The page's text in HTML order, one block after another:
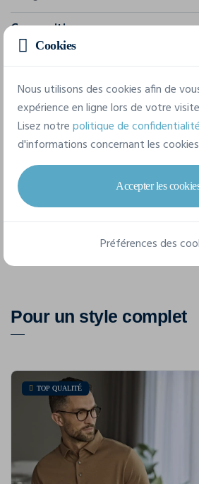
Composition
100% coton
5 tailles disponibles
S M L XL
Fiche technique
Pour un style complet
TOP QUALITÉ
Cookies
Nous utilisons des cookies afin de
expérience en ligne lors de votre
Lisez notrepolitique de confidentialité
d'informations concernant les
Accepter les
Préférences des